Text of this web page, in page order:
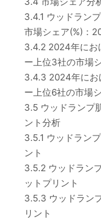
3.4.1 ウッドラン
市場シェア(%)：
3.4.2 2024年にお
ー上位3社の市場
3.4.3 2024年にお
ー上位6社の市場
3.5 ウッドランプ
ント分析
3.5.1 ウッドラン
ント
3.5.2 ウッドラン
ットプリント
3.5.3 ウッドラン
リント